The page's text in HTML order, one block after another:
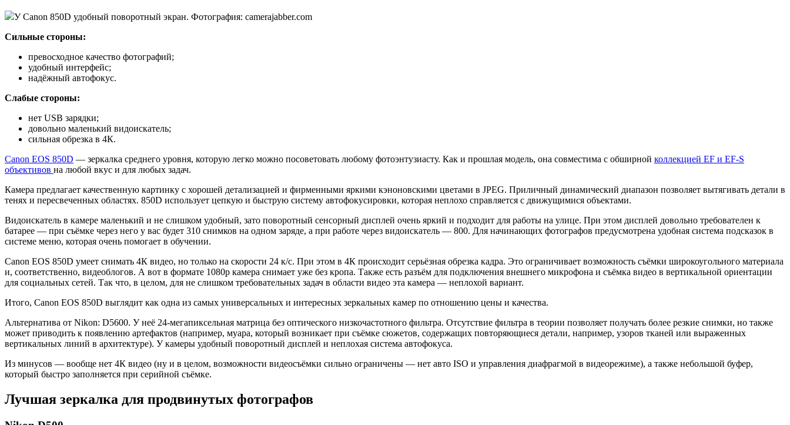
У Canon 850D удобный поворотный экран. Фотография: camerajabber.com
Сильные стороны:
превосходное качество фотографий;
удобный интерфейс;
надёжный автофокус.
Слабые стороны:
нет USB зарядки;
довольно маленький видоискатель;
сильная обрезка в 4К.
Canon EOS 850D — зеркалка среднего уровня, которую легко можно посоветовать любому фотоэнтузиасту. Как и прошлая модель, она совместима с обширной коллекцией EF и EF-S
объективов на любой вкус и для любых задач.
Камера предлагает качественную картинку с хорошей детализацией и фирменными яркими кэноновскими цветами в JPEG. Приличный динамический диапазон позволяет вытягивать детали в
тенях и пересвеченных областях. 850D использует цепкую и быструю систему автофокусировки, которая неплохо справляется с движущимися объектами.
Видоискатель в камере маленький и не слишком удобный, зато поворотный сенсорный дисплей очень яркий и подходит для работы на улице. При этом дисплей довольно требователен к
батарее — при съёмке через него у вас будет 310 снимков на одном заряде, а при работе через видоискатель — 800. Для начинающих фотографов предусмотрена удобная система подсказок в
системе меню, которая очень помогает в обучении.
Canon EOS 850D умеет снимать 4К видео, но только на скорости 24 к/с. При этом в 4К происходит серьёзная обрезка кадра. Это ограничивает возможность съёмки широкоугольного материала
и, соответственно, видеоблогов. А вот в формате 1080p камера снимает уже без кропа. Также есть разъём для подключения внешнего микрофона и съёмка видео в вертикальной ориентации
для социальных сетей. Так что, в целом, для не слишком требовательных задач в области видео эта камера — неплохой вариант.
Итого, Canon EOS 850D выглядит как одна из самых универсальных и интересных зеркальных камер по отношению цены и качества.
Альтернатива от Nikon: D5600. У неё 24-мегапиксельная матрица без оптического низкочастотного фильтра. Отсутствие фильтра в теории позволяет получать более резкие снимки, но также
может приводить к появлению артефактов (например, муара, который возникает при съёмке сюжетов, содержащих повторяющиеся детали, например, узоров тканей или выраженных
вертикальных линий в архитектуре). У камеры удобный поворотный дисплей и неплохая система автофокуса.
Из минусов — вообще нет 4К видео (ну и в целом, возможности видеосъёмки сильно ограничены — нет авто ISO и управления диафрагмой в видеорежиме), а также небольшой буфер,
который быстро заполняется при серийной съёмке.
Лучшая зеркалка для продвинутых фотографов